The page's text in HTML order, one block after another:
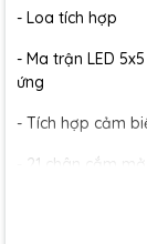
- Loa tích hợp
- Ma trận LED
ứng
- Tích hợp cảm
- 21 chân cắm